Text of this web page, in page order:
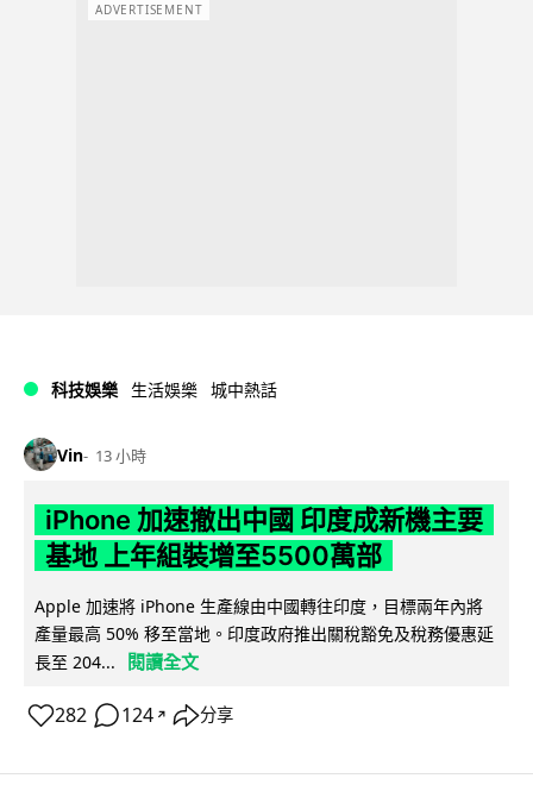
ADVERTISEMENT
科技娛樂 生活娛樂 城中熱話
Vin 13 小時
iPhone 加速撤出中國 印度成新機主要
基地 上年組裝增至5500萬部
Apple 加速將 iPhone 生產線由中國轉往印度，目標兩年內將
產量最高 50% 移至當地。印度政府推出關稅豁免及稅務優惠延
長至 204...
閱讀全文
282 124 ↗ 分享